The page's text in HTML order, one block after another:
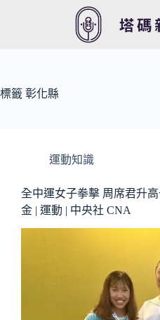
容
標籤 彰化縣
運動知識
全中運女子拳擊 周席君升
金 | 運動 | 中央社 CNA